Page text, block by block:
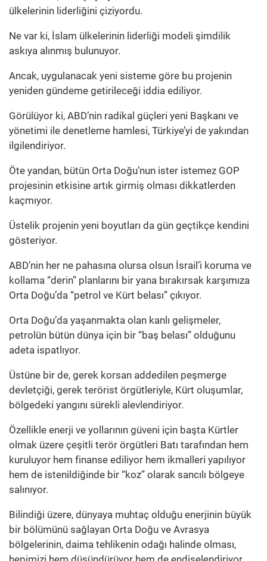
ülkelerinin liderliğini çiziyordu.
Ne var ki, İslam ülkelerinin liderliği modeli şimdilik
askıya alınmış bulunuyor.
Ancak, uygulanacak yeni sisteme göre bu projenin
yeniden gündeme getirileceği iddia ediliyor.
Görülüyor ki, ABD’nin radikal güçleri yeni Başkanı ve
yönetimi ile denetleme hamlesi, Türkiye’yi de yakından
ilgilendiriyor.
Öte yandan, bütün Orta Doğu’nun ister istemez GOP
projesinin etkisine artık girmiş olması dikkatlerden
kaçmıyor.
Üstelik projenin yeni boyutları da gün geçtikçe kendini
gösteriyor.
ABD’nin her ne pahasına olursa olsun İsrail’i koruma ve
kollama “derin” planlarını bir yana bırakırsak karşımıza
Orta Doğu’da “petrol ve Kürt belası” çıkıyor.
Orta Doğu’da yaşanmakta olan kanlı gelişmeler,
petrolün bütün dünya için bir “baş belası” olduğunu
adeta ispatlıyor.
Üstüne bir de, gerek korsan addedilen peşmerge
devletçiği, gerek terörist örgütleriyle, Kürt oluşumlar,
bölgedeki yangını sürekli alevlendiriyor.
Özellikle enerji ve yollarının güveni için başta Kürtler
olmak üzere çeşitli terör örgütleri Batı tarafından hem
kuruluyor hem finanse ediliyor hem ikmalleri yapılıyor
hem de istenildiğinde bir “koz” olarak sancılı bölgeye
salınıyor.
Bilindiği üzere, dünyaya muhtaç olduğu enerjinin büyük
bir bölümünü sağlayan Orta Doğu ve Avrasya
bölgelerinin, daima tehlikenin odağı halinde olması,